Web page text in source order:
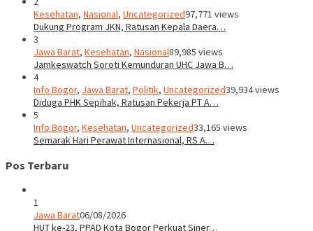
Kesehatan, Nasional, Uncategorized97,771 views
Dukung Program JKN, Ratusan Kepala Daera…
3
Jawa Barat, Kesehatan, Nasional89,985 views
Jamkeswatch Soroti Kemunduran UHC Jawa B…
4
Info Bogor, Jawa Barat, Politik, Uncategorized39,934 views
Diduga PHK Sepihak, Ratusan Pekerja PT A…
5
Info Bogor, Kesehatan, Uncategorized33,165 views
Semarak Hari Perawat Internasional, RS A…
Pos Terbaru
1
Jawa Barat06/08/2026
HUT ke-23, PPAD Kota Bogor Perkuat Siner…